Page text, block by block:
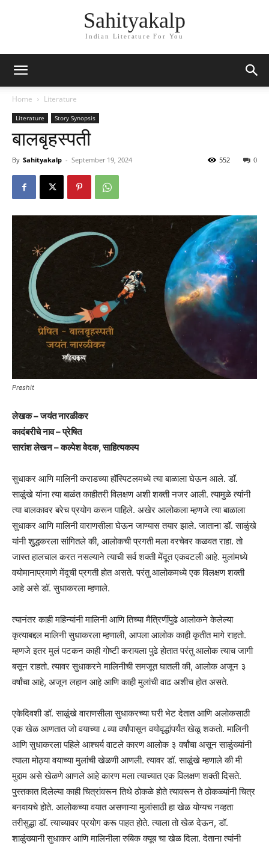
Sahityakalp
Indian Literature For You
Home Literature
Literature Story Synopsis
बालबृहस्पती
By Sahityakalp - September 19, 2024 0
552
Preshit
लेखक – जयंत नारळीकर
कादंबरीचे नाव – प्रेषित
सारांश लेखन – कल्पेश वेदक, साहित्यकल्प
सुधाकर आणि मालिनी कराडच्या हॉस्पिटलमध्ये त्या बाळाला घेऊन आले. डॉ.
साळुंखे यांना त्या बाळंत काहीतरी विलक्षण अशी शक्ती नजर आली. त्यामुळे त्यांनी
त्या बालकावर बरेच प्रयोग करून पाहिले. अखेर आलोकला म्हणजे त्या बाळाला
सुधाकर आणि मालिनी वाराणसीला घेऊन जाण्यास तयार झाले. जाताना डॉ. साळुंखे
यांनी शुद्धकरला सांगितले की, आलोकची प्रगती मला वरचेवर कळवत राहा. तो
जास्त हालचाल करत नसल्याने त्याची सर्व शक्ती मेंदूत एकवटली आहे. मुलांमध्ये
वयोमानाप्रमाणे मेंदूची प्रगती होत असते. परंतु आलोकमध्ये एक विलक्षण शक्ती
आहे असे डॉ. सुधाकरला म्हणाले.
त्यानंतर काही महिन्यांनी मालिनी आणि तिच्या मैत्रिणींपुढे आलोकने केलेल्या
कृत्याबद्दल मालिनी सुधाकरला म्हणाली, आपला आलोक काही कृतीत मागे राहतो.
म्हणजे इतर मुलं पटकन काही गोष्टी करायला पुढे होतात परंतु आलोक त्याच जागी
बसून राहतो. त्यावर सुधाकरने मालिनीची समजूत घातली की, आलोक अजून ३
वर्षांचा आहे, अजून लहान आहे आणि काही मुलांची वाढ अशीच होत असते.
एकेदिवशी डॉ. साळुंखे वाराणसीला सुधाकरच्या घरी भेट देतात आणि अलोकसाठी
एक खेळ आणतात जो वयाच्या ८व्या वर्षांपासून वयोवृद्धांपर्यंत खेळू शकतो. मालिनी
आणि सुधाकरला पहिले आश्चर्य वाटले कारण आलोक ३ वर्षांचा असून साळुंख्यांनी
त्याला मोठ्या वयाच्या मुलांची खेळणी आणली. त्यावर डॉ. साळुंखे म्हणाले की मी
मुद्दाम असे खेळणे आणले आहे कारण मला त्याच्यात एक विलक्षण शक्ती दिसते.
पुस्तकात दिलेल्या काही चित्रांवरून तिथे ठोकळे होते त्यावरून ते ठोकळ्यांनी चित्र
बनवायचे होते. आलोकच्या वयात असणाऱ्या मुलांसाठी हा खेळ योग्यच नव्हता
तरीसुद्धा डॉ. त्याच्यावर प्रयोग करू पाहत होते. त्याला तो खेळ देऊन, डॉ.
शाळुंख्यानी सुधाकर आणि मालिनीला रुबिक क्यूब चा खेळ दिला. देताना त्यांनी